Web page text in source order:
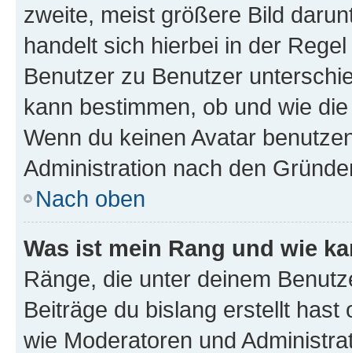
zweite, meist größere Bild
handelt sich hierbei in der
Benutzer zu Benutzer
kann bestimmen, ob und wie
Wenn du keinen Avatar
Administration nach den
Nach oben
Was ist mein Rang und wie
Ränge, die unter deinem
Beiträge du bislang erstellt
wie Moderatoren und